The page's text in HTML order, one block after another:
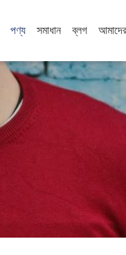
পণ্য সমাধান ব্লগ